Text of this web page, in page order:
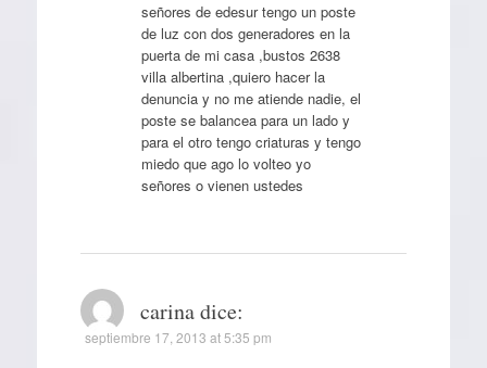
señores de edesur tengo un poste
de luz con dos generadores en la
puerta de mi casa ,bustos 2638
villa albertina ,quiero hacer la
denuncia y no me atiende nadie, el
poste se balancea para un lado y
para el otro tengo criaturas y tengo
miedo que ago lo volteo yo
señores o vienen ustedes
carina dice:
septiembre 17, 2013 at 5:35 pm